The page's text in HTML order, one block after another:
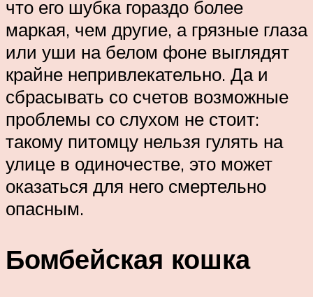
что его шубка гораздо более
маркая, чем другие, а грязные глаза
или уши на белом фоне выглядят
крайне непривлекательно. Да и
сбрасывать со счетов возможные
проблемы со слухом не стоит:
такому питомцу нельзя гулять на
улице в одиночестве, это может
оказаться для него смертельно
опасным.
Бомбейская кошка